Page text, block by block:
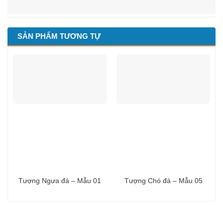
SẢN PHẨM TƯƠNG TỰ
Tượng Ngưa đá – Mẫu 01 Tượng Chó đá – Mẫu 05